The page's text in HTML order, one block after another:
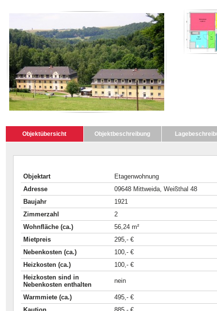
Objektübersicht Objektbeschreibung
Objektart
Etagenwohnung
Adresse
09648 Mittweida, Weißthal 48
Baujahr
1921
Zimmerzahl
2
Wohnfläche (ca.)
56,24 m²
Mietpreis
295,- €
Nebenkosten (ca.)
100,- €
Heizkosten (ca.)
100,- €
Heizkosten sind in
Nebenkosten enthalten
nein
Warmmiete (ca.)
495,- €